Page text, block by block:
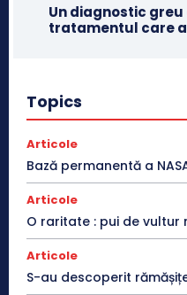
Un diagnostic
tratamentul care
Topics
Articole
Bază permanentă a
Articole
O raritate : pui de vultur
Articole
S-au descoperit